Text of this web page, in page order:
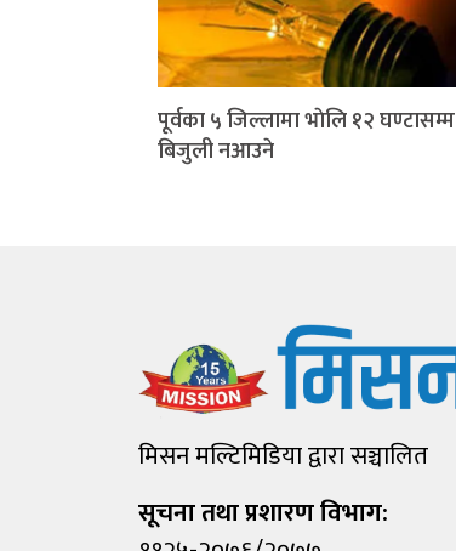
पूर्वका ५ जिल्लामा भाेलि १२ घण्टासम्म
बिजुली नआउने
मिसन मल्टिमिडिया द्वारा सञ्चालित
सूचना तथा प्रशारण विभाग: